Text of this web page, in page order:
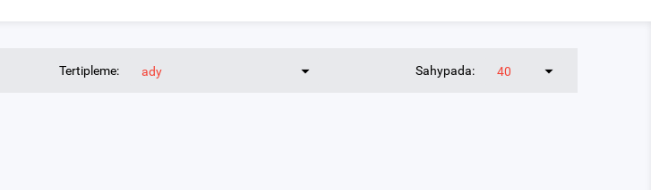
Tertipleme: ady Sahypada: 40